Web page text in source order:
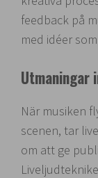
feedback på
med idéer
Utmaningar
När musiken
scenen, tar
om att ge